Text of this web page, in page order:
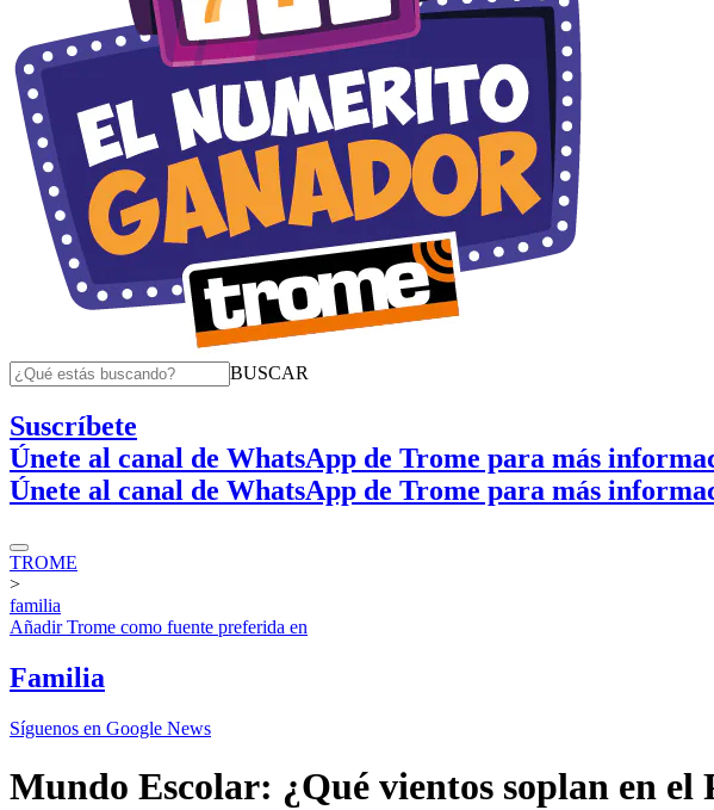
BUSCAR
Suscríbete
Únete al canal de WhatsApp de Trome para más
Únete al canal de WhatsApp de Trome para más
TROME
>
familia
AñadirTrome como fuente preferida en
Familia
Síguenos en Google News
Mundo Escolar: ¿Qué vientos soplan en el